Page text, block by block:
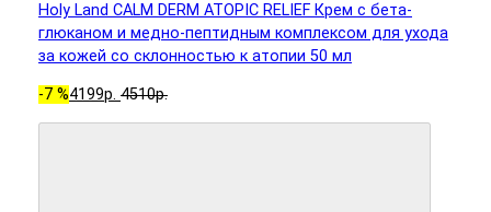
Holy Land CALM DERM ATOPIC RELIEF Крем с бета-
глюканом и медно-пептидным комплексом для ухода
за кожей со склонностью к атопии 50 мл
-7 %4199р. 4510р.